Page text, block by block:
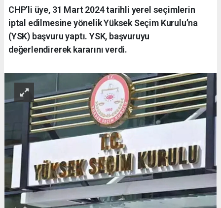
CHP’li üye, 31 Mart 2024 tarihli yerel seçimlerin
iptal edilmesine yönelik Yüksek Seçim Kurulu’na
(YSK) başvuru yaptı. YSK, başvuruyu
değerlendirerek kararını verdi.